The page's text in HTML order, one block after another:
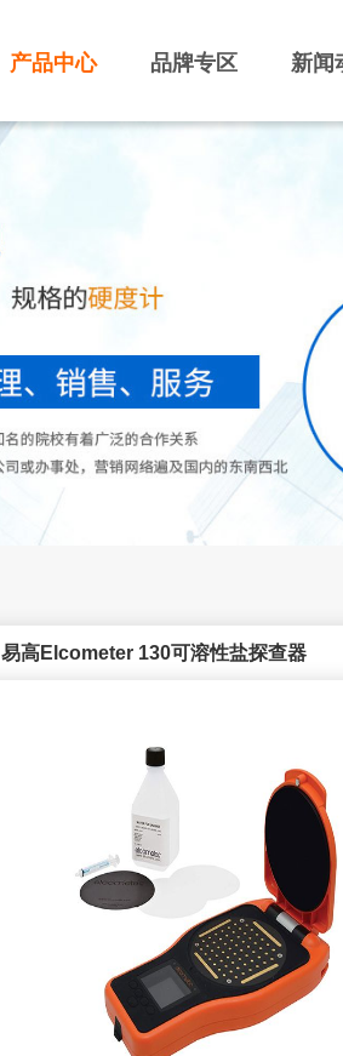
产品中心 品牌专区 新闻
易高Elcometer 130可溶性盐探查器